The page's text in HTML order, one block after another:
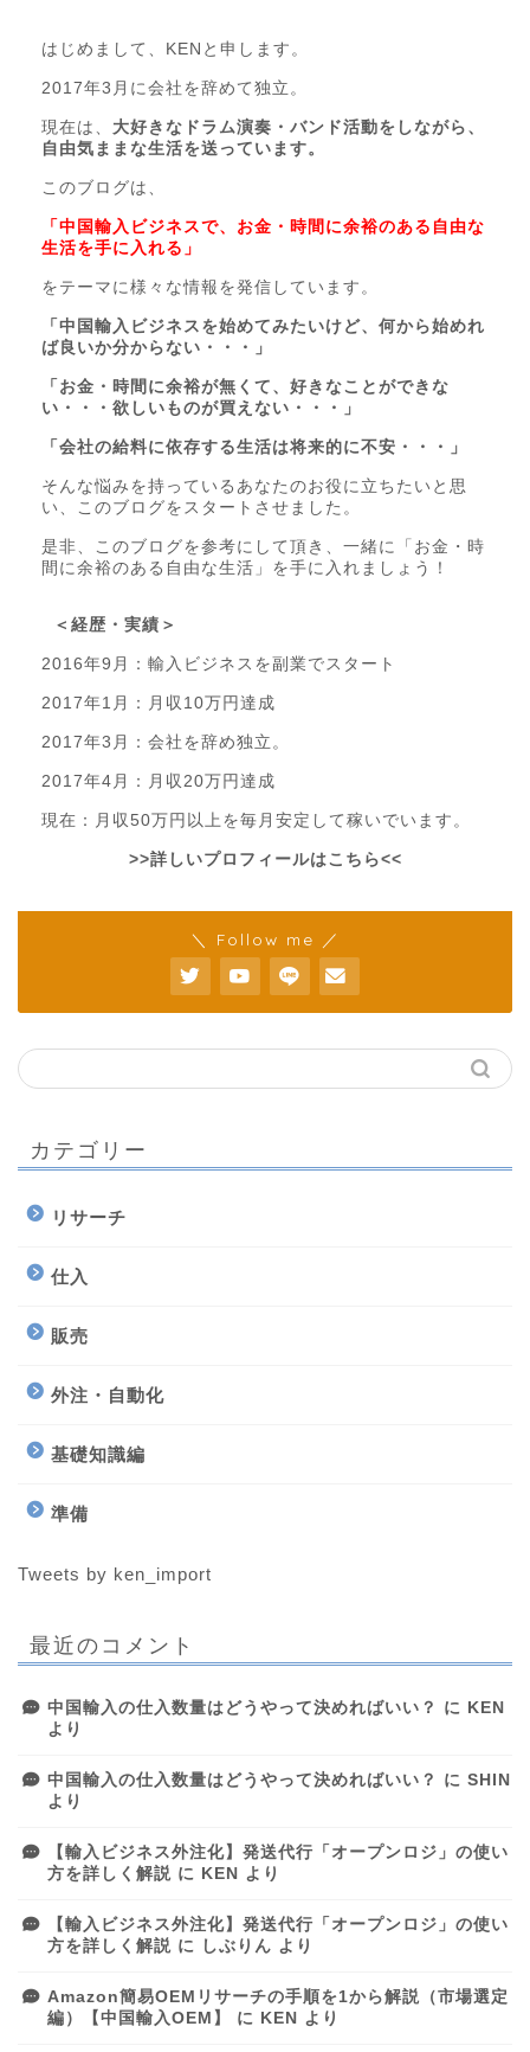
はじめまして、KENと申します。
2017年3月に会社を辞めて独立。
現在は、 大好きなドラム演奏・バンド活動をしながら、
自由気ままな生活を送っています。
このブログは、
「中国輸入ビジネスで、お金・時間に余裕のある自由な
生活を手に入れる」
をテーマに様々な情報を発信しています。
「中国輸入ビジネスを始めてみたいけど、何から始めれ
ば良いか分からない・・・」
「お金・時間に余裕が無くて、好きなことができな
い・・・欲しいものが買えない・・・」
「会社の給料に依存する生活は将来的に不安・・・」
そんな悩みを持っているあなたのお役に立ちたいと思
い、このブログをスタートさせました。
是非、このブログを参考にして頂き、一緒に「お金・時
間に余裕のある自由な生活」を手に入れましょう！
＜経歴・実績＞
2016年9月：輸入ビジネスを副業でスタート
2017年1月：月収10万円達成
2017年3月：会社を辞め独立。
2017年4月：月収20万円達成
現在：月収50万円以上を毎月安定して稼いでいます。
>>詳しいプロフィールはこちら<<
＼ Follow me ／
カテゴリー
リサーチ
仕入
販売
外注・自動化
基礎知識編
準備
Tweets by ken_import
最近のコメント
中国輸入の仕入数量はどうやって決めればいい？ に KEN
より
中国輸入の仕入数量はどうやって決めればいい？ に SHIN
より
【輸入ビジネス外注化】発送代行「オープンロジ」の使い
方を詳しく解説 に KEN より
【輸入ビジネス外注化】発送代行「オープンロジ」の使い
方を詳しく解説 に しぶりん より
Amazon簡易OEMリサーチの手順を1から解説（市場選定
編）【中国輸入OEM】
に KEN より